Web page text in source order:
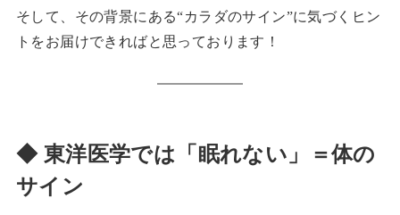
そして、その背景にある“カラダのサイン”に気づくヒン
トをお届けできればと思っております！
◆ 東洋医学では「眠れない」＝体の
サイン